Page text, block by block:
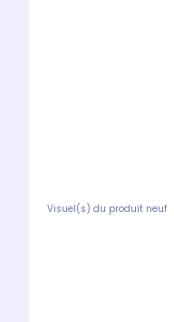
Visuel(s) du produit neuf